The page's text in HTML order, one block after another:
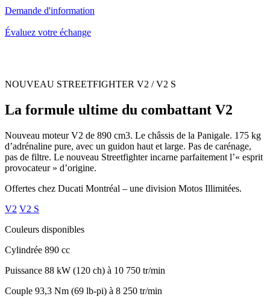
Demande d'information
Évaluez votre échange
NOUVEAU STREETFIGHTER V2 / V2 S
La formule ultime du combattant V2
Nouveau moteur V2 de 890 cm3. Le châssis de la Panigale. 175 kg
d’adrénaline pure, avec un guidon haut et large. Pas de carénage,
pas de filtre. Le nouveau Streetfighter incarne parfaitement l’« esprit
provocateur » d’origine.
Offertes chez Ducati Montréal – une division Motos Illimitées.
V2 V2 S
Couleurs disponibles
Cylindrée 890 cc
Puissance 88 kW (120 ch) à 10 750 tr/min
Couple 93,3 Nm (69 lb-pi) à 8 250 tr/min